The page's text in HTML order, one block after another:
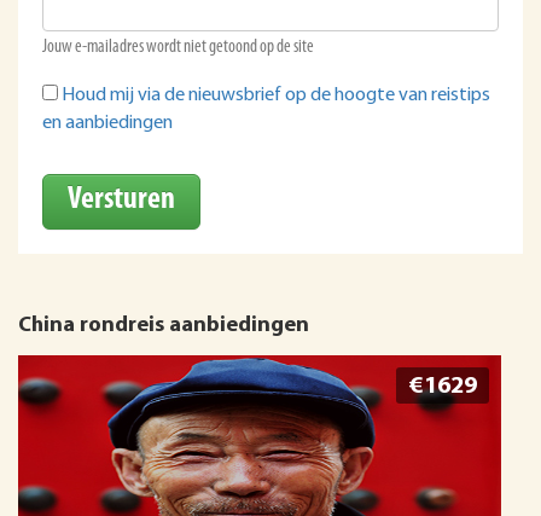
Jouw e-mailadres wordt niet getoond op de site
Houd mij via de nieuwsbrief op de hoogte van reistips
en aanbiedingen
Versturen
China rondreis aanbiedingen
€1629